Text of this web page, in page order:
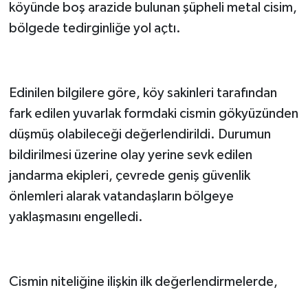
köyünde boş arazide bulunan şüpheli metal cisim,
bölgede tedirginliğe yol açtı.
Edinilen bilgilere göre, köy sakinleri tarafından
fark edilen yuvarlak formdaki cismin gökyüzünden
düşmüş olabileceği değerlendirildi. Durumun
bildirilmesi üzerine olay yerine sevk edilen
jandarma ekipleri, çevrede geniş güvenlik
önlemleri alarak vatandaşların bölgeye
yaklaşmasını engelledi.
Cismin niteliğine ilişkin ilk değerlendirmelerde,